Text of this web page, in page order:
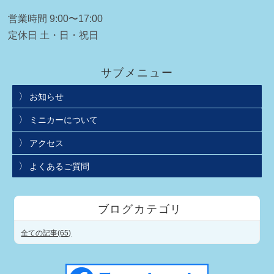
営業時間 9:00〜17:00
定休日 土・日・祝日
サブメニュー
お知らせ
ミニカーについて
アクセス
よくあるご質問
ブログカテゴリ
全ての記事(65)